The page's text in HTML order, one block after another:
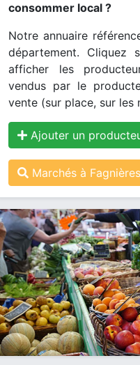
consommer local ?
Notre annuaire
département. Cliquez
afficher les
vendus par le
vente (sur place, sur les
Ajouter un
Marchés à Fagnières